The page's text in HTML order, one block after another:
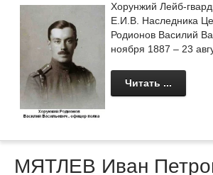
Хорунжий Лейб-
Е.И.В. Наследника
Родионов Василий
ноября 1887 – 23
Читать ...
МЯТЛЕВ Иван